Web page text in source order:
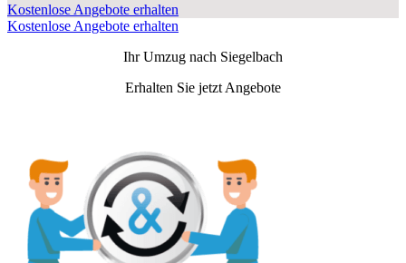
Kostenlose Angebote erhalten
Kostenlose Angebote erhalten
Ihr Umzug nach Siegelbach
Erhalten Sie jetzt Angebote